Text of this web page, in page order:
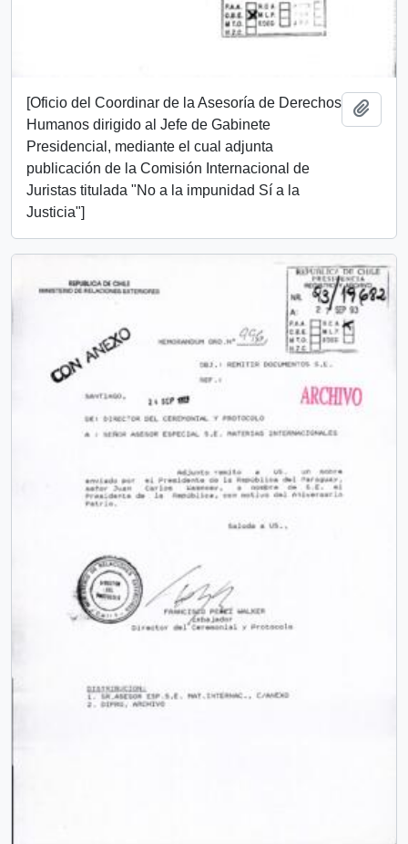
[Oficio del Coordinar de la Asesoría de Derechos
Humanos dirigido al Jefe de Gabinete
Presidencial, mediante el cual adjunta
publicación de la Comisión Internacional de
Juristas titulada "No a la impunidad Sí a la
Justicia"]